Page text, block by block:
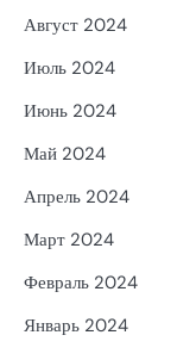
Август 2024
Июль 2024
Июнь 2024
Май 2024
Апрель 2024
Март 2024
Февраль 2024
Январь 2024